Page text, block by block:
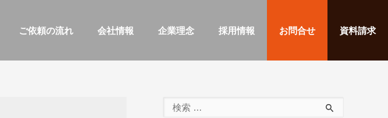
ご依頼の流れ 会社情報 企業理念 採用情報 お問合せ 資料請求